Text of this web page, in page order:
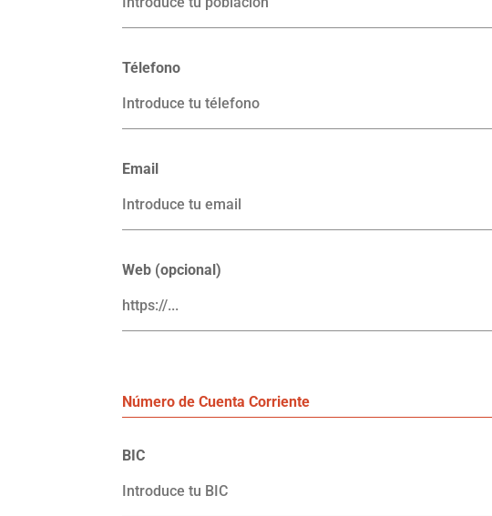
Télefono
Email
Web (opcional)
Número de Cuenta Corriente
BIC